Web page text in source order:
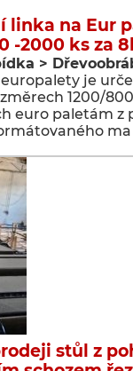
linka na Eur
-2000 ks za
>
je
1200/
euro paletám z
ma
stůl z